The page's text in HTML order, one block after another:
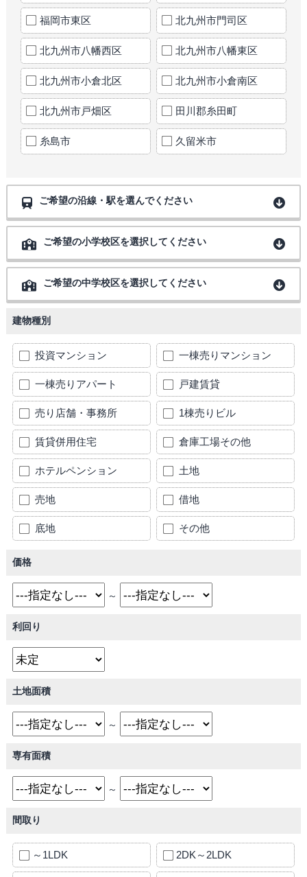
福岡市東区 北九州市門司区
北九州市八幡西区 北九州市八幡東区
北九州市小倉北区 北九州市小倉南区
北九州市戸畑区 田川郡糸田町
糸島市 久留米市
ご希望の沿線・駅を選んでください
ご希望の小学校区を選択してください
ご希望の中学校区を選択してください
建物種別
投資マンション 一棟売りマンション
一棟売りアパート 戸建賃貸
売り店舗・事務所 1棟売りビル
賃貸併用住宅 倉庫工場その他
ホテルペンション 土地
売地 借地
底地 その他
価格
～
利回り
土地面積
～
専有面積
～
間取り
～1LDK 2DK～2LDK